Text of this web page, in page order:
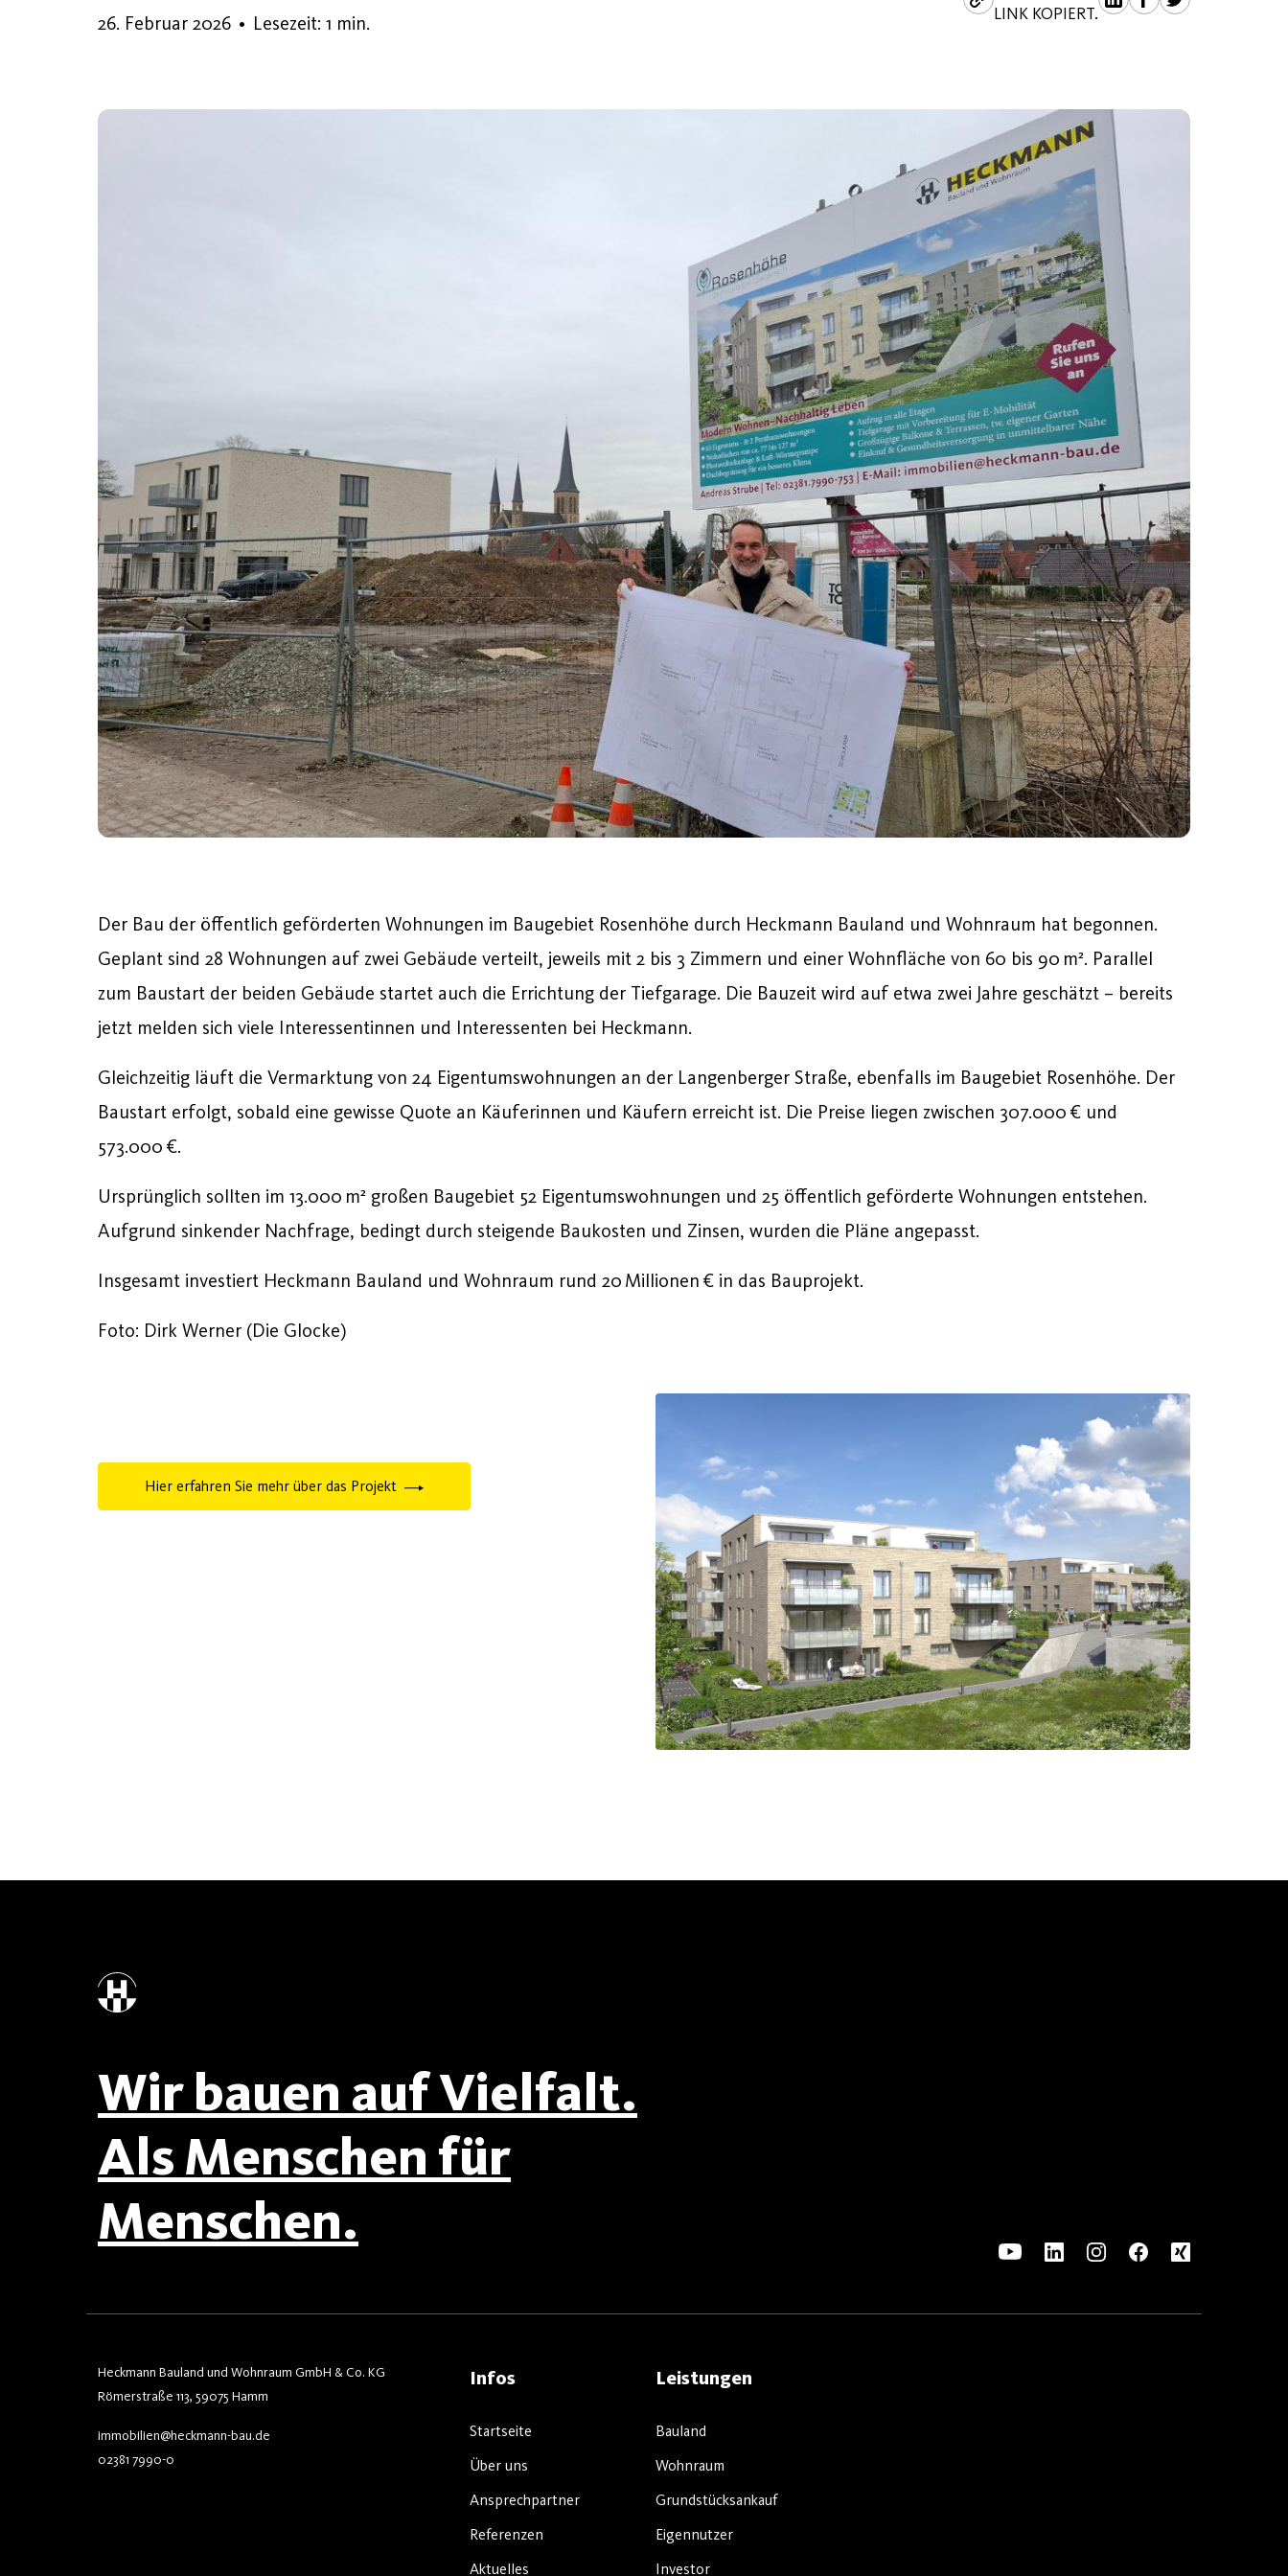
26. Februar 2026 • Lesezeit: 1 min. LINK KOPIERT.
Der Bau der öffentlich geförderten Wohnungen im Baugebiet Rosenhöhe durch Heckmann Bauland und Wohnraum hat begonnen.
Geplant sind 28 Wohnungen auf zwei Gebäude verteilt, jeweils mit 2 bis 3 Zimmern und einer Wohnfläche von 60 bis 90 m². Parallel
zum Baustart der beiden Gebäude startet auch die Errichtung der Tiefgarage. Die Bauzeit wird auf etwa zwei Jahre geschätzt – bereits
jetzt melden sich viele Interessentinnen und Interessenten bei Heckmann.
Gleichzeitig läuft die Vermarktung von 24 Eigentumswohnungen an der Langenberger Straße, ebenfalls im Baugebiet Rosenhöhe. Der
Baustart erfolgt, sobald eine gewisse Quote an Käuferinnen und Käufern erreicht ist. Die Preise liegen zwischen 307.000 € und
573.000 €.
Ursprünglich sollten im 13.000 m² großen Baugebiet 52 Eigentumswohnungen und 25 öffentlich geförderte Wohnungen entstehen.
Aufgrund sinkender Nachfrage, bedingt durch steigende Baukosten und Zinsen, wurden die Pläne angepasst.
Insgesamt investiert Heckmann Bauland und Wohnraum rund 20 Millionen € in das Bauprojekt.
Foto: Dirk Werner (Die Glocke)
Hier erfahren Sie mehr über das Projekt
Wir bauen auf Vielfalt.
Als Menschen für
Menschen.
Infos
Startseite
Über uns
Ansprechpartner
Referenzen
Aktuelles
Leistungen
Bauland
Wohnraum
Grundstücksankauf
Eigennutzer
Investor
Heckmann Bauland und Wohnraum GmbH & Co. KG
Römerstraße 113, 59075 Hamm
immobilien@heckmann-bau.de
02381 7990-0